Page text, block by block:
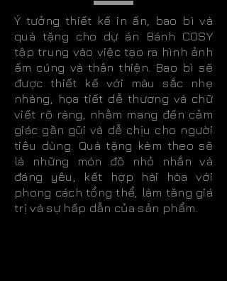
Ý tưởng thiết kế in ấn, bao bì và
quà tặng cho dự án Bánh COSY
tập trung vào việc tạo ra hình ảnh
ấm cúng và thân thiện. Bao bì sẽ
được thiết kế với màu sắc nhẹ
nhàng, họa tiết dễ thương và chữ
viết rõ ràng, nhằm mang đến cảm
giác gần gũi và dễ chịu cho người
tiêu dùng. Quà tặng kèm theo sẽ
là những món đồ nhỏ nhắn và
đáng yêu, kết hợp hài hòa với
phong cách tổng thể, làm tăng giá
trị và sự hấp dẫn của sản phẩm.